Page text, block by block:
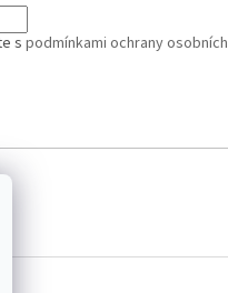
spodmínkami ochrany osobních